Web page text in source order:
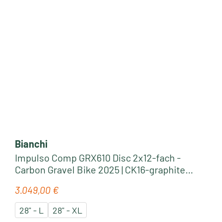
Bianchi
Impulso Comp GRX610 Disc 2x12-fach -
Carbon Gravel Bike 2025 | CK16-graphite
Regulärer Preis:
3.049,00 €
28" - L 28" - XL